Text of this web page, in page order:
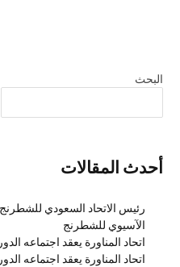
البحث
أحدث المقالات
رئيس الاتحاد السعودي
الآسيوي للشطرنج
اتحاد المناورة يعقد اجتماعه الدوري
اتحاد المناورة يعقد اجتماعه الدوري